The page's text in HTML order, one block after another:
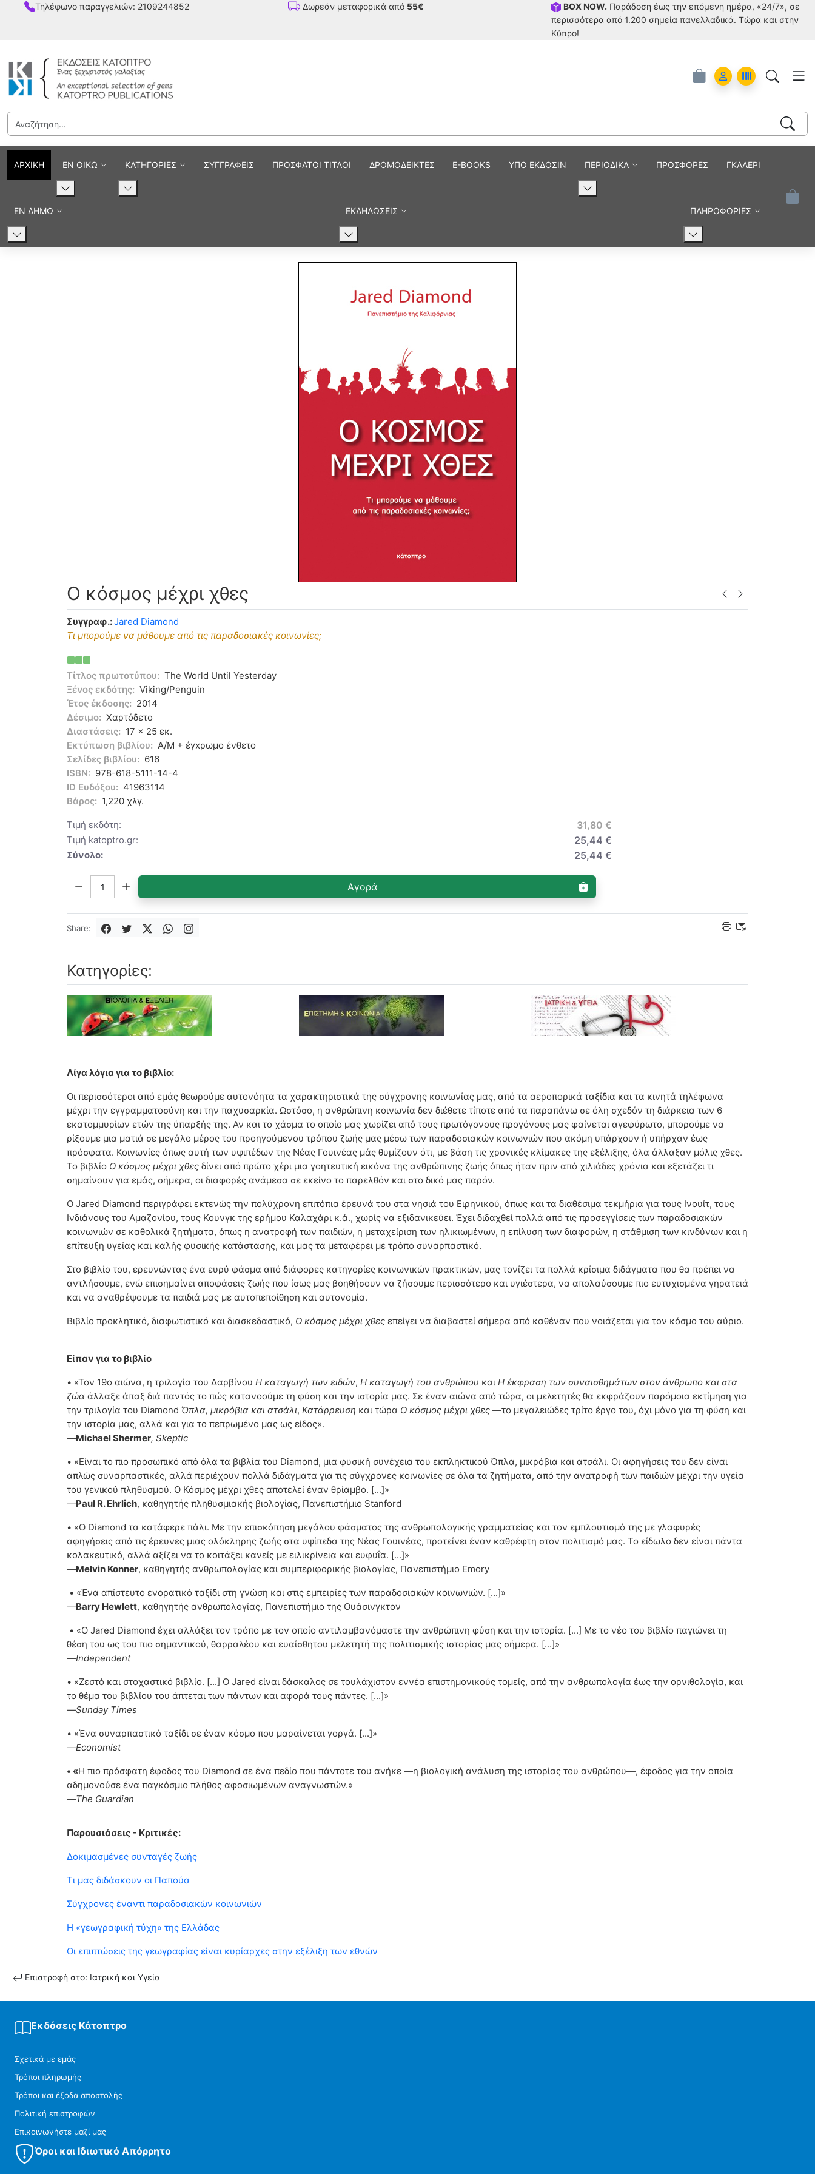
Τηλέφωνο παραγγελιών: 2109244852 Δωρεάν μεταφορικά από 55€ BOX NOW. Παράδοση έως την επόμενη ημέρα, «24/7», σε
περισσότερα από 1.200 σημεία πανελλαδικά. Tώρα και στην
Κύπρο!
Account
Orders
ΑΡΧΙΚΗ ΕΝ ΟΙΚΩ ΚΑΤΗΓΟΡΙΕΣ ΣΥΓΓΡΑΦΕΙΣ ΠΡΟΣΦΑΤΟΙ ΤΙΤΛΟΙ ΔΡΟΜΟΔΕΙΚΤΕΣ E-BOOKS ΥΠΟ ΕΚΔΟΣΙΝ ΠΕΡΙΟΔΙΚΑ ΠΡΟΣΦΟΡΕΣ ΓΚΑΛΕΡΙ
ΕΝ ΔΗΜΩ ΕΚΔΗΛΩΣΕΙΣ ΠΛΗΡΟΦΟΡΙΕΣ
Ο κόσμος μέχρι χθες
Συγγραφ.:Jared Diamond
Τι μπορούμε να μάθουμε από τις παραδοσιακές κοινωνίες;
Τίτλος πρωτοτύπου: The World Until Yesterday
Ξένος εκδότης: Viking/Penguin
Έτος έκδοσης: 2014
Δέσιμο: Χαρτόδετο
Διαστάσεις: 17 x 25 εκ.
Εκτύπωση βιβλίου: Α/Μ + έγxρωμο ένθετο
Σελίδες βιβλίου: 616
ISBN: 978-618-5111-14-4
ID Ευδόξου: 41963114
Βάρος: 1,220 χλγ.
Τιμή εκδότη: 31,80 €
Τιμή katoptro.gr: 25,44 €
Σύνολο: 25,44 €
Ποσότητα: Αγορά
Share:
Κατηγορίες:
Λίγα λόγια για το βιβλίο:
Οι περισσότεροι από εμάς θεωρούμε αυτονόητα τα χαρακτηριστικά της σύγχρονης κοινωνίας μας, από τα αεροπορικά ταξίδια και τα κινητά τηλέφωνα
μέχρι την εγγραμματοσύνη και την παχυσαρκία. Ωστόσο, η ανθρώπινη κοινωνία δεν διέθετε τίποτε από τα παραπάνω σε όλη σχεδόν τη διάρκεια των 6
εκατομμυρίων ετών της ύπαρξής της. Αν και το χάσμα το οποίο μας χωρίζει από τους πρωτόγονους προγόνους μας φαίνεται αγεφύρωτο, μπορούμε να
ρίξουμε μια ματιά σε μεγάλο μέρος του προηγούμενου τρόπου ζωής μας μέσω των παραδοσιακών κοινωνιών που ακόμη υπάρχουν ή υπήρχαν έως
πρόσφατα. Κοινωνίες όπως αυτή των υψιπέδων της Νέας Γουινέας μάς θυμίζουν ότι, με βάση τις χρονικές κλίμακες της εξέλιξης, όλα άλλαξαν μόλις χθες.
Το βιβλίο Ο κόσμος μέχρι χθες δίνει από πρώτο χέρι μια γοητευτική εικόνα της ανθρώπινης ζωής όπως ήταν πριν από χιλιάδες χρόνια και εξετάζει τι
σημαίνουν για εμάς, σήμερα, οι διαφορές ανάμεσα σε εκείνο το παρελθόν και στο δικό μας παρόν.
Ο Jared Diamond περιγράφει εκτενώς την πολύχρονη επιτόπια έρευνά του στα νησιά του Ειρηνικού, όπως και τα διαθέσιμα τεκμήρια για τους Ινουίτ, τους
Ινδιάνους του Αμαζονίου, τους Κουνγκ της ερήμου Καλαχάρι κ.ά., χωρίς να εξιδανικεύει. Έχει διδαχθεί πολλά από τις προσεγγίσεις των παραδοσιακών
κοινωνιών σε καθολικά ζητήματα, όπως η ανατροφή των παιδιών, η μεταχείριση των ηλικιωμένων, η επίλυση των διαφορών, η στάθμιση των κινδύνων και η
επίτευξη υγείας και καλής φυσικής κατάστασης, και μας τα μεταφέρει με τρόπο συναρπαστικό.
Στο βιβλίο του, ερευνώντας ένα ευρύ φάσμα από διάφορες κατηγορίες κοινωνικών πρακτικών, μας τονίζει τα πολλά κρίσιμα διδάγματα που θα πρέπει να
αντλήσουμε, ενώ επισημαίνει αποφάσεις ζωής που ίσως μας βοηθήσουν να ζήσουμε περισσότερο και υγιέστερα, να απολαύσουμε πιο ευτυχισμένα γηρατειά
και να αναθρέψουμε τα παιδιά μας με αυτοπεποίθηση και αυτονομία.
Βιβλίο προκλητικό, διαφωτιστικό και διασκεδαστικό, Ο κόσμος μέχρι χθες επείγει να διαβαστεί σήμερα από καθέναν που νοιάζεται για τον κόσμο του αύριο.
Είπαν για το βιβλίο
• «Τον 19ο αιώνα, η τριλογία του Δαρβίνου Η καταγωγή των ειδών, Η καταγωγή του ανθρώπου και Η έκφραση των συναισθημάτων στον άνθρωπο και στα
ζώα άλλαξε άπαξ διά παντός το πώς κατανοούμε τη φύση και την ιστορία μας. Σε έναν αιώνα από τώρα, οι μελετητές θα εκφράζουν παρόμοια εκτίμηση για
την τριλογία του Diamond Όπλα, μικρόβια και ατσάλι, Κατάρρευση και τώρα Ο κόσμος μέχρι χθες —το μεγαλειώδες τρίτο έργο του, όχι μόνο για τη φύση και
την ιστορία μας, αλλά και για το πεπρωμένο μας ως είδος».
—Michael Shermer, Skeptic
• «Είναι το πιο προσωπικό από όλα τα βιβλία του Diamond, μια φυσική συνέχεια του εκπληκτικού Όπλα, μικρόβια και ατσάλι. Οι αφηγήσεις του δεν είναι
απλώς συναρπαστικές, αλλά περιέχουν πολλά διδάγματα για τις σύγχρονες κοινωνίες σε όλα τα ζητήματα, από την ανατροφή των παιδιών μέχρι την υγεία
του γενικού πληθυσμού. Ο Κόσμος μέχρι χθες αποτελεί έναν θρίαμβο. [...]»
—Paul R. Ehrlich, καθηγητής πληθυσμιακής βιολογίας, Πανεπιστήμιο Stanford
• «Ο Diamond τα κατάφερε πάλι. Με την επισκόπηση μεγάλου φάσματος της ανθρωπολογικής γραμματείας και τον εμπλουτισμό της με γλαφυρές
αφηγήσεις από τις έρευνες μιας ολόκληρης ζωής στα υψίπεδα της Νέας Γουινέας, προτείνει έναν καθρέφτη στον πολιτισμό μας. Το είδωλο δεν είναι πάντα
κολακευτικό, αλλά αξίζει να το κοιτάξει κανείς με ειλικρίνεια και ευφυΐα. [...]»
—Melvin Konner, καθηγητής ανθρωπολογίας και συμπεριφορικής βιολογίας, Πανεπιστήμιο Emory
• «Ένα απίστευτο ενορατικό ταξίδι στη γνώση και στις εμπειρίες των παραδοσιακών κοινωνιών. [...]»
—Βarry Hewlett, καθηγητής ανθρωπολογίας, Πανεπιστήμιο της Ουάσινγκτον
• «Ο Jared Diamond έχει αλλάξει τον τρόπο με τον οποίο αντιλαμβανόμαστε την ανθρώπινη φύση και την ιστορία. [...] Με το νέο του βιβλίο παγιώνει τη
θέση του ως του πιο σημαντικού, θαρραλέου και ευαίσθητου μελετητή της πολιτισμικής ιστορίας μας σήμερα. [...]»
—Independent
• «Ζεστό και στοχαστικό βιβλίο. [...] Ο Jared είναι δάσκαλος σε τουλάχιστον εννέα επιστημονικούς τομείς, από την ανθρωπολογία έως την ορνιθολογία, και
το θέμα του βιβλίου του άπτεται των πάντων και αφορά τους πάντες. [...]»
—Sunday Times
• «Ένα συναρπαστικό ταξίδι σε έναν κόσμο που μαραίνεται γοργά. [...]»
—Economist
• «Η πιο πρόσφατη έφοδος του Diamond σε ένα πεδίο που πάντοτε του ανήκε —η βιολογική ανάλυση της ιστορίας του ανθρώπου—, έφοδος για την οποία
αδημονούσε ένα παγκόσμιο πλήθος αφοσιωμένων αναγνωστών.»
—The Guardian
Παρουσιάσεις - Κριτικές:
Δοκιμασμένες συνταγές ζωής
Τι μας διδάσκουν οι Παπούα
Σύγχρονες έναντι παραδοσιακών κοινωνιών
Η «γεωγραφική τύχη» της Ελλάδας
Οι επιπτώσεις της γεωγραφίας είναι κυρίαρχες στην εξέλιξη των εθνών
Επιστροφή στο: Ιατρική και Υγεία
Εκδόσεις Κάτοπτρο
Σχετικά με εμάς
Τρόποι πληρωμής
Τρόποι και έξοδα αποστολής
Πολιτική επιστροφών
Επικοινωνήστε μαζί μας
Όροι και Ιδιωτικό Απόρρητο